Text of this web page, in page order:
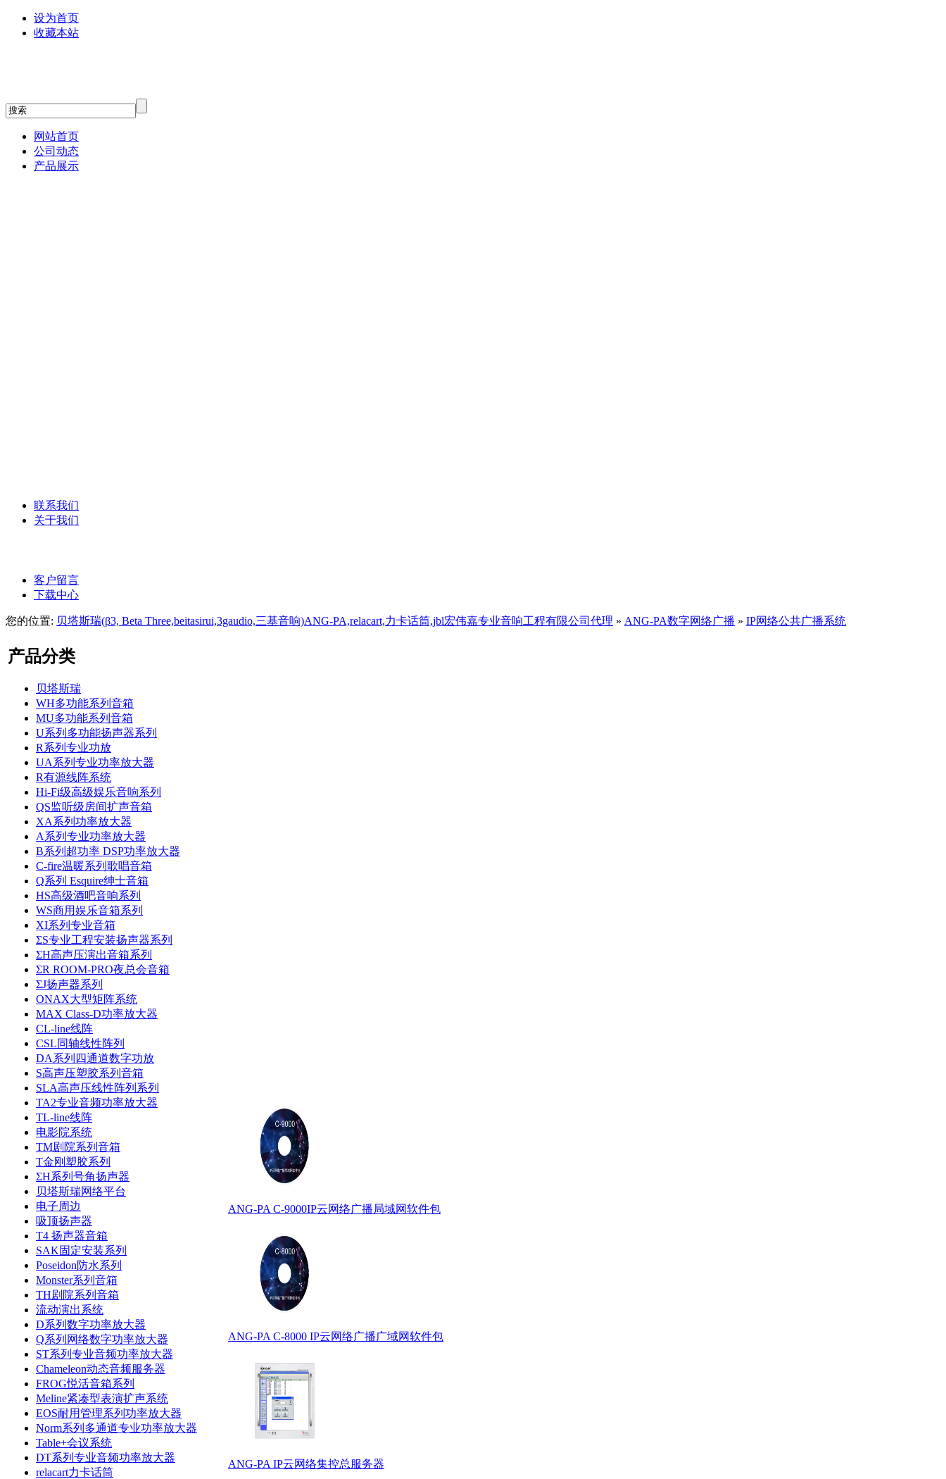
设为首页
收藏本站
网站首页
公司动态
产品展示
联系我们
关于我们
客户留言
下载中心
您的位置: 贝塔斯瑞(β3, Beta Three,beitasirui,3gaudio,三基音响)ANG-PA,relacart,力卡话筒,jbl宏伟嘉专业音响工程有限公司代理 » ANG-PA数字网络广播 » IP网络公共广播系统
产品分类
贝塔斯瑞
WH多功能系列音箱
MU多功能系列音箱
U系列多功能扬声器系列
R系列专业功放
UA系列专业功率放大器
R有源线阵系统
Hi-Fi级高级娱乐音响系列
QS监听级房间扩声音箱
XA系列功率放大器
A系列专业功率放大器
B系列超功率 DSP功率放大器
C-fire温暖系列歌唱音箱
Q系列 Esquire绅士音箱
HS高级酒吧音响系列
WS商用娱乐音箱系列
XI系列专业音箱
ΣS专业工程安装扬声器系列
ΣH高声压演出音箱系列
ΣR ROOM-PRO夜总会音箱
ΣJ扬声器系列
ONAX大型矩阵系统
MAX Class-D功率放大器
CL-line线阵
CSL同轴线性阵列
DA系列四通道数字功放
S高声压塑胶系列音箱
SLA高声压线性阵列系列
TA2专业音频功率放大器
TL-line线阵
电影院系统
TM剧院系列音箱
T金刚塑胶系列
ΣH系列号角扬声器
贝塔斯瑞网络平台
电子周边
吸顶扬声器
T4 扬声器音箱
SAK固定安装系列
Poseidon防水系列
Monster系列音箱
TH剧院系列音箱
流动演出系统
D系列数字功率放大器
Q系列网络数字功率放大器
ST系列专业音频功率放大器
Chameleon动态音频服务器
FROG悦活音箱系列
Meline紧凑型表演扩声系统
EOS耐用管理系列功率放大器
Norm系列多通道专业功率放大器
Table+会议系统
DT系列专业音频功率放大器
relacart力卡话筒
ANG-PA C-9000IP云网络广播局域网软件包
ANG-PA C-8000 IP云网络广播广域网软件包
ANG-PA IP云网络集控总服务器